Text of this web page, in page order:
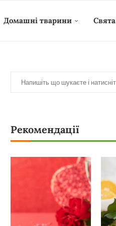
Домашні тварини Свята
Рекомендації